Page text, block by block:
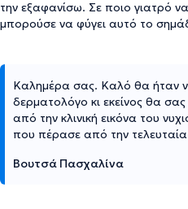
την εξαφανίσω. Σε ποιο γιατρό
μπορούσε να φύγει αυτό το
Καλημέρα σας. Καλό θα ήταν
δερματολόγο κι εκείνος θα
από την κλινική εικόνα του
που πέρασε από την
Βουτσά Πασχαλίνα